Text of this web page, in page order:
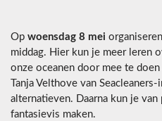
Op woensdag 8 mei
middag. Hier kun je meer leren
onze oceanen door mee te
Tanja Velthove van
alternatieven. Daarna kun je
fantasievis maken.